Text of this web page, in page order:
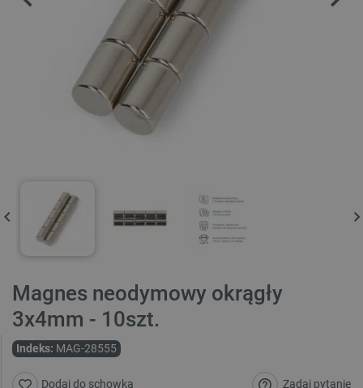
Magnes neodymowy okrągły
3x4mm - 10szt.
Indeks: MAG-28555
Zadaj pytanie
Dodaj do schowka